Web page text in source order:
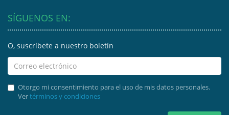
SÍGUENOS EN:
O, suscríbete a nuestro boletín
Otorgo mi consentimiento para el uso de mis datos personales.
Vertérminos y condiciones